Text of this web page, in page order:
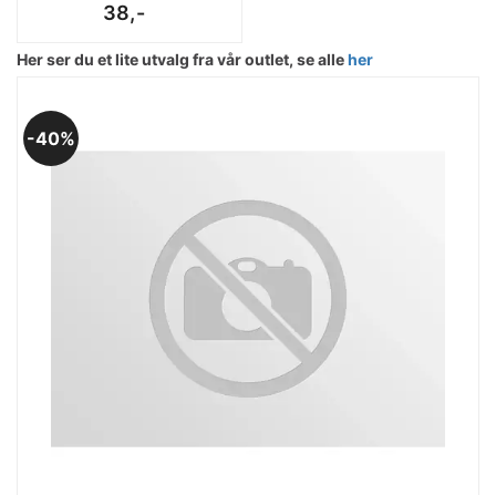
38,-
Her ser du et lite utvalg fra vår outlet, se alleher
40%